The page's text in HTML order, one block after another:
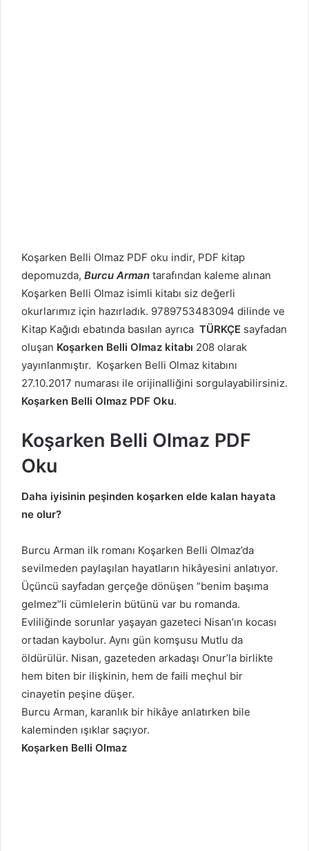
Koşarken Belli Olmaz PDF oku indir, PDF kitap
depomuzda, Burcu Arman tarafından kaleme alınan
Koşarken Belli Olmaz isimli kitabı siz değerli
okurlarımız için hazırladık. 9789753483094 dilinde ve
Kitap Kağıdı ebatında basılan ayrıca TÜRKÇE sayfadan
oluşan Koşarken Belli Olmaz kitabı 208 olarak
yayınlanmıştır. Koşarken Belli Olmaz kitabını
27.10.2017 numarası ile orijinalliğini sorgulayabilirsiniz.
Koşarken Belli Olmaz PDF Oku.
Koşarken Belli Olmaz PDF
Oku
Daha iyisinin peşinden koşarken elde kalan hayata
ne olur?
Burcu Arman ilk romanı Koşarken Belli Olmaz’da
sevilmeden paylaşılan hayatların hikâyesini anlatıyor.
Üçüncü sayfadan gerçeğe dönüşen “benim başıma
gelmez”li cümlelerin bütünü var bu romanda.
Evliliğinde sorunlar yaşayan gazeteci Nisan’ın kocası
ortadan kaybolur. Aynı gün komşusu Mutlu da
öldürülür. Nisan, gazeteden arkadaşı Onur’la birlikte
hem biten bir ilişkinin, hem de faili meçhul bir
cinayetin peşine düşer.
Burcu Arman, karanlık bir hikâye anlatırken bile
kaleminden ışıklar saçıyor.
Koşarken Belli Olmaz